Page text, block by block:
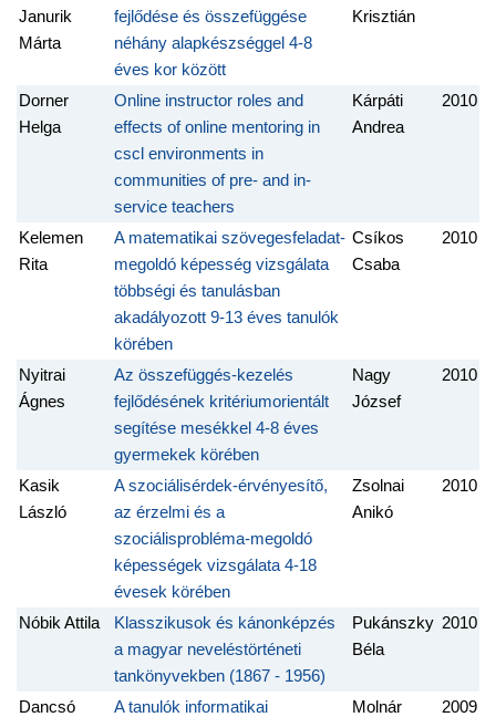
Janurik
Márta
fejlődése és összefüggése
néhány alapkészséggel 4-8
éves kor között
Krisztián
Dorner
Helga
Online instructor roles and
effects of online mentoring in
cscl environments in
communities of pre- and in-
service teachers
Kárpáti
Andrea
2010
Kelemen
Rita
A matematikai szövegesfeladat-
megoldó képesség vizsgálata
többségi és tanulásban
akadályozott 9-13 éves tanulók
körében
Csíkos
Csaba
2010
Nyitrai
Ágnes
Az összefüggés-kezelés
fejlődésének kritériumorientált
segítése mesékkel 4-8 éves
gyermekek körében
Nagy
József
2010
Kasik
László
A szociálisérdek-érvényesítő,
az érzelmi és a
szociálisprobléma-megoldó
képességek vizsgálata 4-18
évesek körében
Zsolnai
Anikó
2010
Nóbik Attila
Klasszikusok és kánonképzés
a magyar neveléstörténeti
tankönyvekben (1867 - 1956)
Pukánszky
Béla
2010
Dancsó A tanulók informatikai Molnár 2009